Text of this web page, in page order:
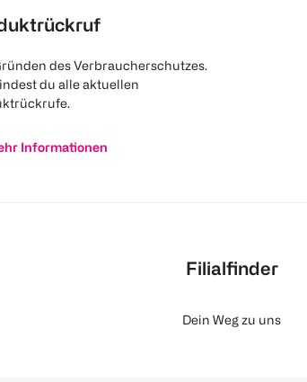
des Verbraucherschutzes.
du alle aktuellen
Informationen
Filialfinder
Dein Weg zu uns